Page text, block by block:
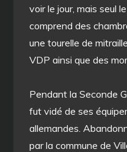
voir le jour, mais seul
comprend des
une tourelle de
VDP ainsi que des
Pendant la Seconde
fut vidé de ses
allemandes.
par la commune de